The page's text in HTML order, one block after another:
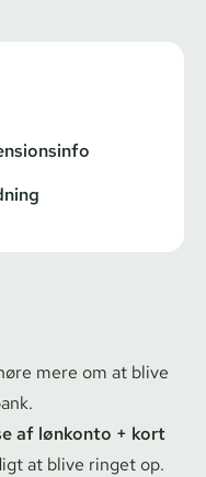
mere om at blive
af lønkonto + kort
at blive ringet op.